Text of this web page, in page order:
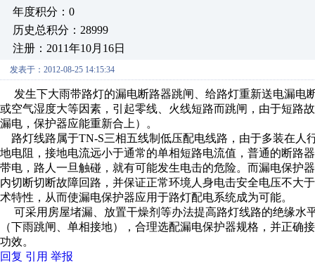
年度积分：0
历史总积分：28999
注册：2011年10月16日
发表于：2012-08-25 14:15:34
发生下大雨带路灯的漏电断路器跳闸、给路灯重新送电漏电
或空气湿度大等因素，引起零线、火线短路而跳闸，由于短路
漏电，保护器应能重新合上）。
路灯线路属于TN-S三相五线制低压配电线路，由于多装在人
地电阻， 接地电流远小于通常的单相短路电流值， 普通的断路
带电， 路人一旦触碰， 就有可能发生电击的危险。而漏电保护
内切断切断故障回路，并保证正常环境人身电击安全电压不大
术特性，从而使漏电保护器应用于路灯配电系统成为可能。
可采用房屋堵漏、放置干燥剂等办法提高路灯线路的绝缘水
（下雨跳闸、单相接地），合理选配漏电保护器规格，并正确
功效。
回复 引用 举报